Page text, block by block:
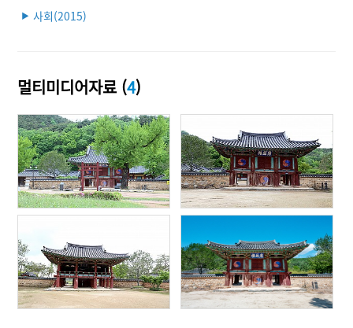
▶ 사회(2015)
멀티미디어자료 (4)